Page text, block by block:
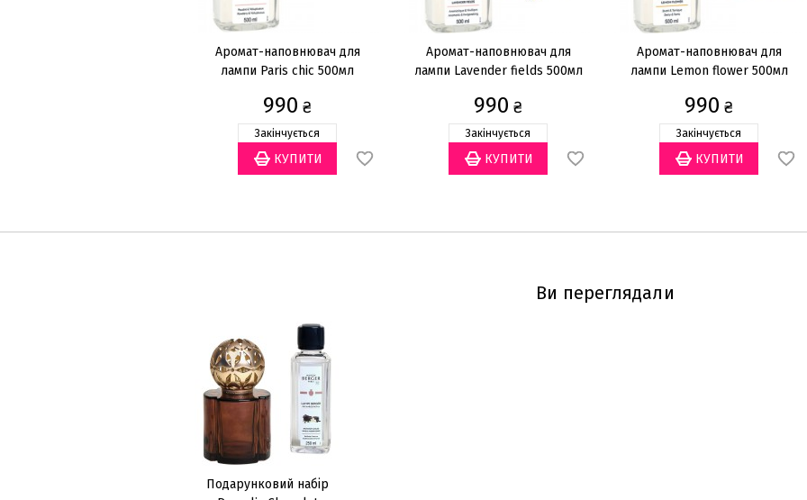
Аромат-наповнювач для
лампи Paris chic 500мл
990 ₴
Закінчується
Аромат-наповнювач для
лампи Lavender fields 500мл
990 ₴
Закінчується
Аромат-наповнювач для
лампи Lemon flower 500мл
990 ₴
Закінчується
Ви переглядали
Подарунковий набір